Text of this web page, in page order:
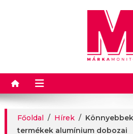
Főoldal / Hírek /
termékek alumínium dobozai